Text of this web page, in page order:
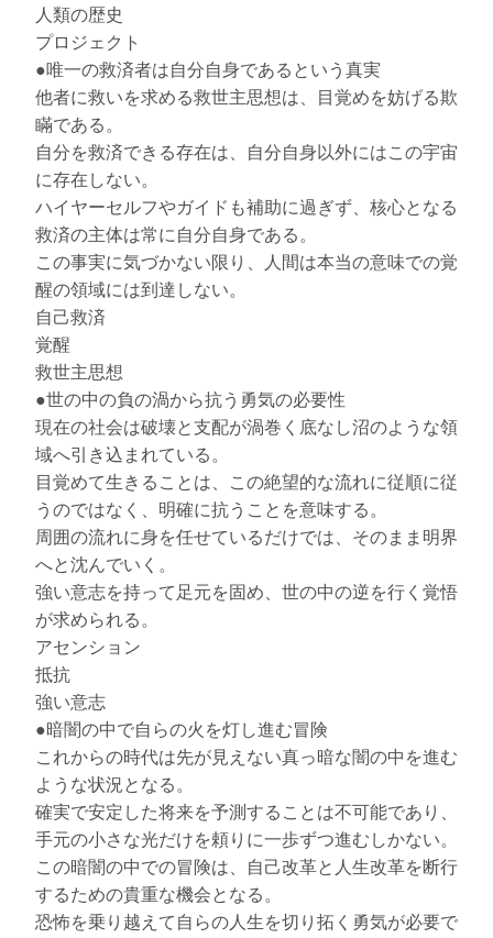
人類の歴史
プロジェクト
●唯一の救済者は自分自身であるという真実
他者に救いを求める救世主思想は、目覚めを妨げる欺
瞞である。
自分を救済できる存在は、自分自身以外にはこの宇宙
に存在しない。
ハイヤーセルフやガイドも補助に過ぎず、核心となる
救済の主体は常に自分自身である。
この事実に気づかない限り、人間は本当の意味での覚
醒の領域には到達しない。
自己救済
覚醒
救世主思想
●世の中の負の渦から抗う勇気の必要性
現在の社会は破壊と支配が渦巻く底なし沼のような領
域へ引き込まれている。
目覚めて生きることは、この絶望的な流れに従順に従
うのではなく、明確に抗うことを意味する。
周囲の流れに身を任せているだけでは、そのまま明界
へと沈んでいく。
強い意志を持って足元を固め、世の中の逆を行く覚悟
が求められる。
アセンション
抵抗
強い意志
●暗闇の中で自らの火を灯し進む冒険
これからの時代は先が見えない真っ暗な闇の中を進む
ような状況となる。
確実で安定した将来を予測することは不可能であり、
手元の小さな光だけを頼りに一歩ずつ進むしかない。
この暗闇の中での冒険は、自己改革と人生改革を断行
するための貴重な機会となる。
恐怖を乗り越えて自らの人生を切り拓く勇気が必要で